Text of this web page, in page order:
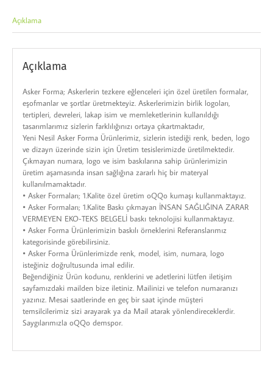
Açıklama
Açıklama
Asker Forma; Askerlerin tezkere eğlenceleri için özel üretilen formalar,
eşofmanlar ve şortlar üretmekteyiz. Askerlerimizin birlik logoları,
tertipleri, devreleri, lakap isim ve memleketlerinin kullanıldığı
tasarımlarımız sizlerin farklılığınızı ortaya çıkartmaktadır,
Yeni Nesil Asker Forma Ürünlerimiz, sizlerin istediği renk, beden, logo
ve dizayn üzerinde sizin için Üretim tesislerimizde üretilmektedir.
Çıkmayan numara, logo ve isim baskılarına sahip ürünlerimizin
üretim aşamasında insan sağlığına zararlı hiç bir materyal
kullanılmamaktadır.
• Asker Formaları; 1.Kalite özel üretim oQQo kumaşı kullanmaktayız.
• Asker Formaları; 1.Kalite Baskı çıkmayan İNSAN SAĞLIĞINA ZARAR
VERMEYEN EKO-TEKS BELGELİ baskı teknolojisi kullanmaktayız.
• Asker Forma Ürünlerimizin baskılı örneklerini Referanslarımız
kategorisinde görebilirsiniz.
• Asker Forma Ürünlerimizde renk, model, isim, numara, logo
isteğiniz doğrultusunda imal edilir.
Beğendiğiniz Ürün kodunu, renklerini ve adetlerini lütfen iletişim
sayfamızdaki mailden bize iletiniz. Mailinizi ve telefon numaranızı
yazınız. Mesai saatlerinde en geç bir saat içinde müşteri
temsilcilerimiz sizi arayarak ya da Mail atarak yönlendireceklerdir.
Saygılarımızla oQQo demspor.